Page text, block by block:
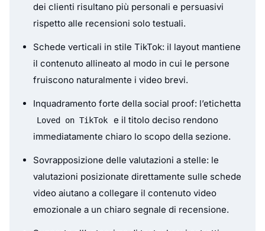
dei clienti risultano più personali e persuasivi
rispetto alle recensioni solo testuali.
Schede verticali in stile TikTok: il layout mantiene
il contenuto allineato al modo in cui le persone
fruiscono naturalmente i video brevi.
Inquadramento forte della social proof: l’etichetta
Loved on TikTok
e il titolo deciso rendono
immediatamente chiaro lo scopo della sezione.
Sovrapposizione delle valutazioni a stelle: le
valutazioni posizionate direttamente sulle schede
video aiutano a collegare il contenuto video
emozionale a un chiaro segnale di recensione.